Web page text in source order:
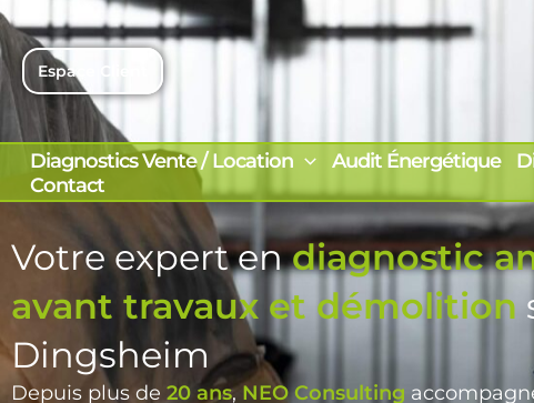
Aller
au
contenuEspace Client
Diagnostics Vente / Location Audit Énergétique
Contact
Votre expert endiagnostic
avant travaux et démolition
Dingsheim
Depuis plus de 20 ans,NEO Consulting